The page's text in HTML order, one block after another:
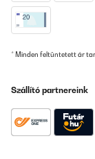
* Minden feltüntetett ár
Szállító partnereink